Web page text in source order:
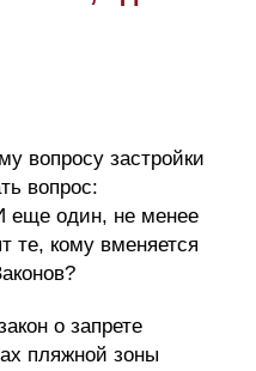
вопросу застройки
вопрос:
еще один, не менее
те, кому вменяется
о запрете
пляжной зоны